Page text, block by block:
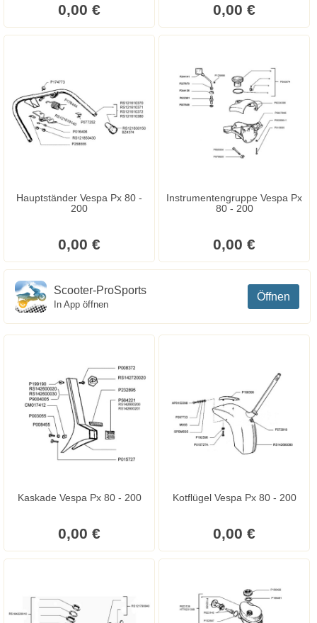
0,00 € 0,00 €
Hauptständer Vespa Px 80 -
200
0,00 €
Instrumentengruppe Vespa Px
80 - 200
0,00 €
Öffnen
Scooter-ProSports
In App öffnen
Kaskade Vespa Px 80 - 200
0,00 €
Kotflügel Vespa Px 80 - 200
0,00 €